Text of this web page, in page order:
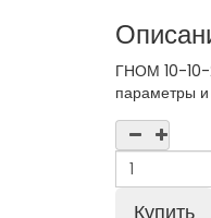
ГНОМ 10-10-
параметры